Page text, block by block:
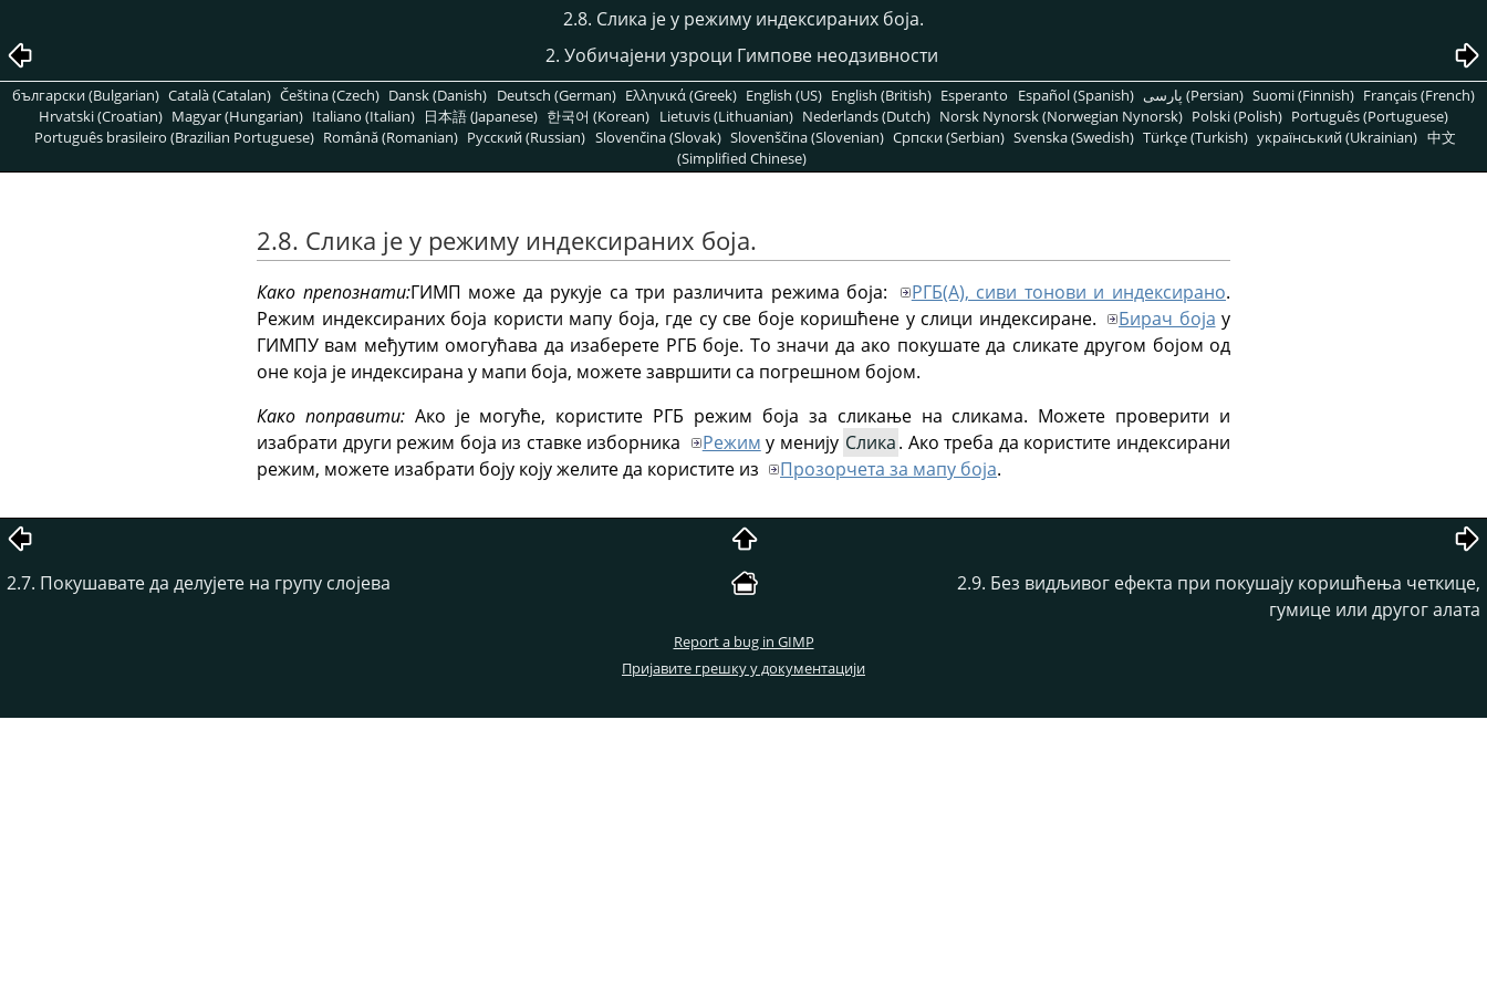
2.8. Слика је у режиму индексираних боја.
2. Уобичајени узроци Гимпове неодзивности
български (Bulgarian) Català (Catalan) Čeština (Czech) Dansk (Danish) Deutsch (German) Ελληνικά (Greek) English (US) English (British) Esperanto Español (Spanish) پارسی (Persian) Suomi (Finnish) Français (French)
Hrvatski (Croatian) Magyar (Hungarian) Italiano (Italian) 日本語 (Japanese) 한국어 (Korean) Lietuvis (Lithuanian) Nederlands (Dutch) Norsk Nynorsk (Norwegian Nynorsk) Polski (Polish) Português (Portuguese)
Português brasileiro (Brazilian Portuguese) Română (Romanian) Pусский (Russian) Slovenčina (Slovak) Slovenščina (Slovenian) Српски (Serbian) Svenska (Swedish) Türkçe (Turkish) український (Ukrainian) 中文
(Simplified Chinese)
2.8. Слика је у режиму индексираних боја.
Како препознати:ГИМП може да рукује са три различита режима боја: РГБ(А), сиви тонови и индексирано.
Режим индексираних боја користи мапу боја, где су све боје коришћене у слици индексиране.
Бирач боја у
ГИМПУ вам међутим омогућава да изаберете РГБ боје. То значи да ако покушате да сликате другом бојом од
оне која је индексирана у мапи боја, можете завршити са погрешном бојом.
Како поправити:Ако је могуће, користите РГБ режим боја за сликање на сликама. Можете проверити и
изабрати други режим боја из ставке изборника
Режим у менију Слика. Ако треба да користите индексирани
режим, можете изабрати боју коју желите да користите из
Прозорчета за мапу боја.
2.7. Покушавате да делујете на групу слојева
2.9. Без видљивог ефекта при покушају коришћења четкице,
гумице или другог алата
Report a bug in GIMP
Пријавите грешку у документацији